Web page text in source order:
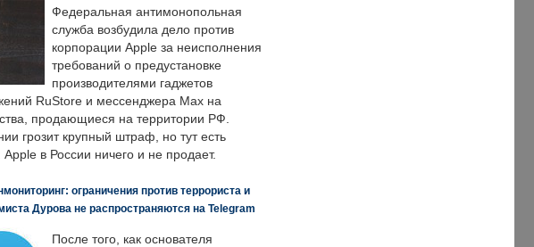
Федеральная антимонопольная
служба возбудила дело против
корпорации Apple за неисполнения
требований о предустановке
производителями гаджетов
RuStore и мессенджера Max на
продающиеся на территории РФ.
грозит крупный штраф, но тут есть
в России ничего и не продает.
ограничения против террориста и
Дурова не распространяются на Telegram
После того, как основателя